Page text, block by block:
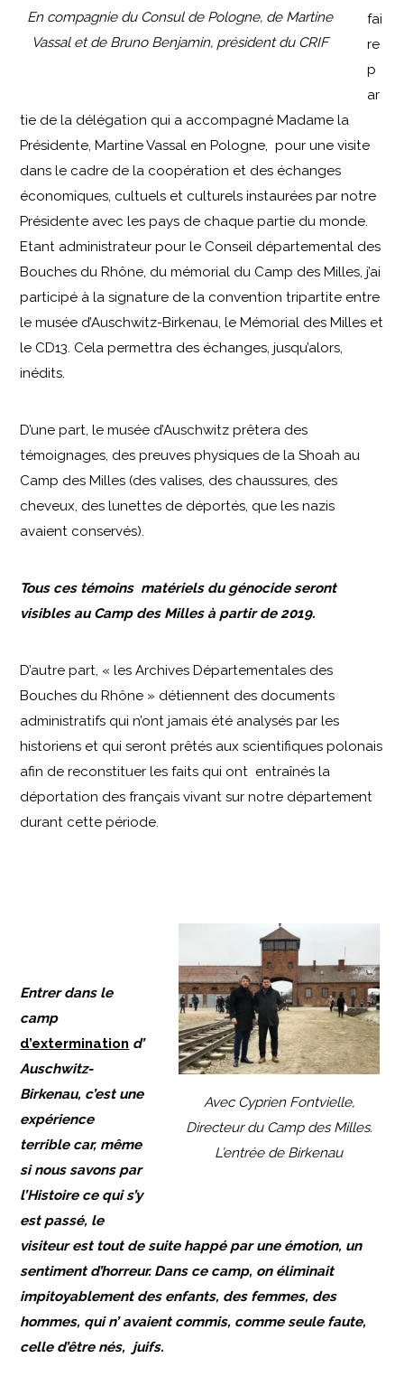
En compagnie du Consul de Pologne, de Martine
Vassal et de Bruno Benjamin, président du CRIF
fai
re
p
ar
tie de la délégation qui a accompagné Madame la
Présidente, Martine Vassal en Pologne, pour une visite
dans le cadre de la coopération et des échanges
économiques, cultuels et culturels instaurées par notre
Présidente avec les pays de chaque partie du monde.
Etant administrateur pour le Conseil départemental des
Bouches du Rhône, du mémorial du Camp des Milles, j’ai
participé à la signature de la convention tripartite entre
le musée d’Auschwitz-Birkenau, le Mémorial des Milles et
le CD13. Cela permettra des échanges, jusqu’alors,
inédits.
D’une part, le musée d’Auschwitz prêtera des
témoignages, des preuves physiques de la Shoah au
Camp des Milles (des valises, des chaussures, des
cheveux, des lunettes de déportés, que les nazis
avaient conservés).
Tous ces témoins matériels du génocide seront
visibles au Camp des Milles à partir de 2019.
D’autre part, « les Archives Départementales des
Bouches du Rhône » détiennent des documents
administratifs qui n’ont jamais été analysés par les
historiens et qui seront prêtés aux scientifiques polonais
afin de reconstituer les faits qui ont entraînés la
déportation des français vivant sur notre département
durant cette période.
Avec Cyprien Fontvielle,
Directeur du Camp des Milles.
L’entrée de Birkenau
Entrer dans le
camp
d’extermination d’
Auschwitz-
Birkenau, c’est une
expérience
terrible car, même
si nous savons par
l’Histoire ce qui s’y
est passé, le
visiteur est tout de suite happé par une émotion, un
sentiment d’horreur. Dans ce camp, on éliminait
impitoyablement des enfants, des femmes, des
hommes, qui n’ avaient commis, comme seule faute,
celle d’être nés, juifs.